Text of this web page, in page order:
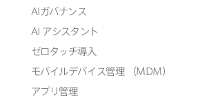
AI ガバナンス
AI アシスタント
ゼロタッチ導入
モバイルデバイス管理
（MDM ）
アプリ管理